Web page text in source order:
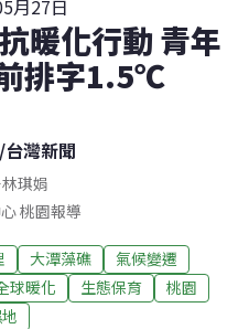
月27日
暖化行動 青年
排字1.5℃
/台灣新聞
林琪娟
桃園報導
大潭藻礁
氣候變遷
球暖化 生態保育
桃園